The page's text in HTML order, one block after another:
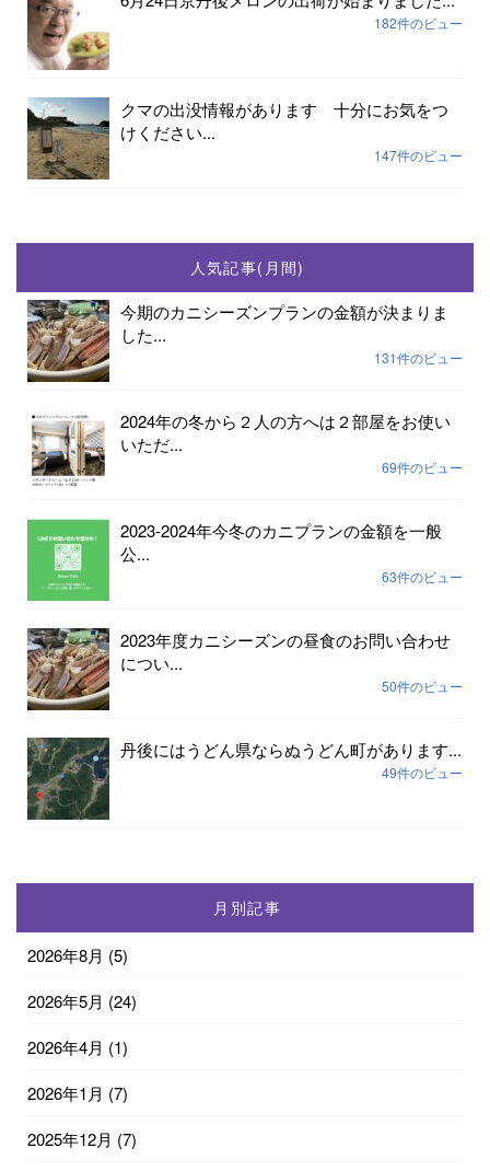
182件のビュー
クマの出没情報があります 十分にお気をつ
けください...
147件のビュー
人気記事(月間)
今期のカニシーズンプランの金額が決まりま
した...
131件のビュー
2024年の冬から２人の方へは２部屋をお使い
いただ...
69件のビュー
2023-2024年今冬のカニプランの金額を一般
公...
63件のビュー
2023年度カニシーズンの昼食のお問い合わせ
につい...
50件のビュー
丹後にはうどん県ならぬうどん町があります...
49件のビュー
月別記事
2026年8月 (5)
2026年5月 (24)
2026年4月 (1)
2026年1月 (7)
2025年12月 (7)